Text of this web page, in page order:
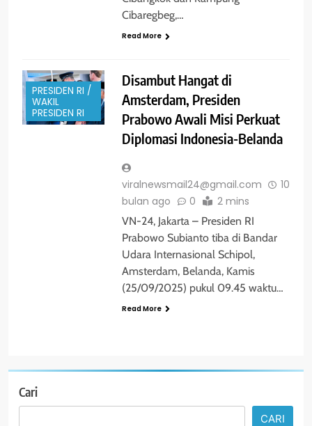
Cibaregbeg,…
Read More
PRESIDEN RI /
WAKIL
PRESIDEN RI
Disambut Hangat di
Amsterdam, Presiden
Prabowo Awali Misi Perkuat
Diplomasi Indonesia-Belanda
viralnewsmail24@gmail.com
10
bulan ago
0 2 mins
VN-24, Jakarta – Presiden RI
Prabowo Subianto tiba di Bandar
Udara Internasional Schipol,
Amsterdam, Belanda, Kamis
(25/09/2025) pukul 09.45 waktu…
Read More
Cari
CARI